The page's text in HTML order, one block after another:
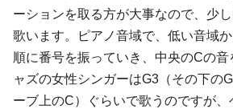
ーションを取る方が大事なので、少
歌います。ピアノ音域で、低い音域
順に番号を振っていき、中央のCの
ャズの女性シンガーはG3（その下の
ーブ上のC）ぐらいで歌うのですが